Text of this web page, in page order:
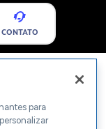
CONTATO
para